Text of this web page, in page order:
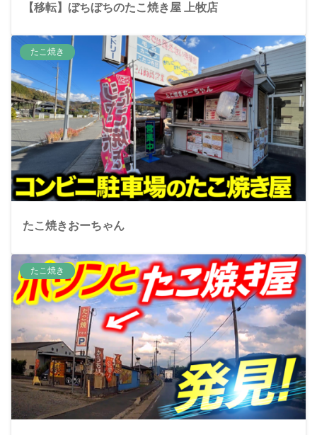
【移転】ぼちぼちのたこ焼き屋 上牧店
たこ焼き
たこ焼きおーちゃん
たこ焼き